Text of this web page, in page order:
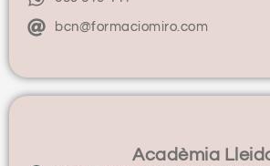
bcn@formaciomiro.com
Acadèmia